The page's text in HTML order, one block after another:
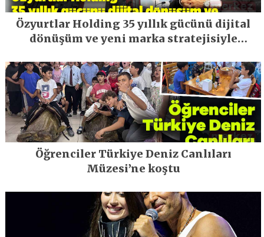
Özyurtlar Holding 35 yıllık gücünü dijital
dönüşüm ve yeni marka stratejisiyle
Öğrenciler Türkiye Deniz Canlıları
Müzesi’ne koştu